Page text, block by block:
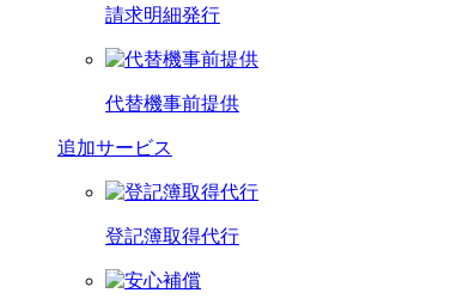
請求明細発行
代替機事前提供
追加サービス
登記簿取得代行